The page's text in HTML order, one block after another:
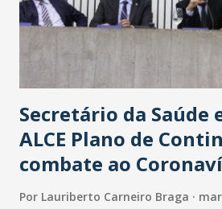
Secretário da Saúde
ALCE Plano de
combate ao
Por Lauriberto Carneiro Braga